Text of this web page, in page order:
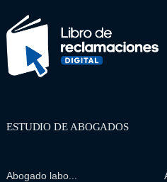
ESTUDIO DE ABOGADOS
Abogado labo...